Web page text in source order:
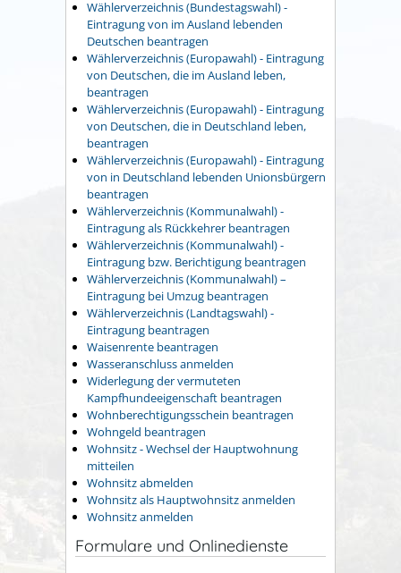
Wählerverzeichnis (Bundestagswahl) -
Eintragung von im Ausland lebenden
Deutschen beantragen
Wählerverzeichnis (Europawahl) - Eintragung
von Deutschen, die im Ausland leben,
beantragen
Wählerverzeichnis (Europawahl) - Eintragung
von Deutschen, die in Deutschland leben,
beantragen
Wählerverzeichnis (Europawahl) - Eintragung
von in Deutschland lebenden Unionsbürgern
beantragen
Wählerverzeichnis (Kommunalwahl) -
Eintragung als Rückkehrer beantragen
Wählerverzeichnis (Kommunalwahl) -
Eintragung bzw. Berichtigung beantragen
Wählerverzeichnis (Kommunalwahl) –
Eintragung bei Umzug beantragen
Wählerverzeichnis (Landtagswahl) -
Eintragung beantragen
Waisenrente beantragen
Wasseranschluss anmelden
Widerlegung der vermuteten
Kampfhundeeigenschaft beantragen
Wohnberechtigungsschein beantragen
Wohngeld beantragen
Wohnsitz - Wechsel der Hauptwohnung
mitteilen
Wohnsitz abmelden
Wohnsitz als Hauptwohnsitz anmelden
Wohnsitz anmelden
Formulare und Onlinedienste